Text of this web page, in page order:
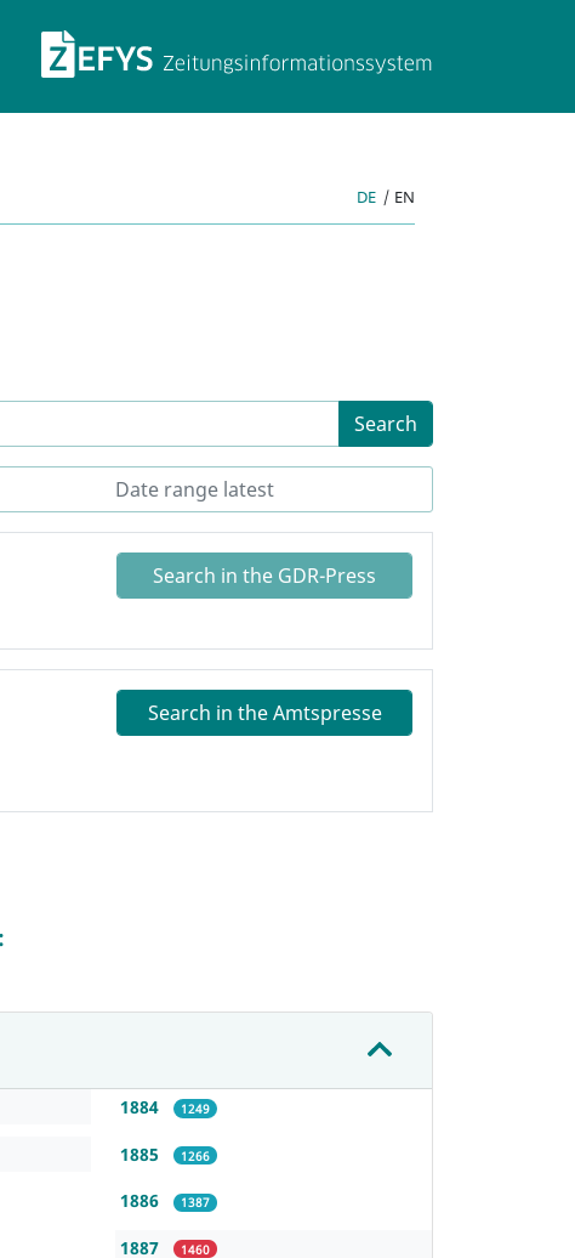
ZEFYS Newspaper
DE | EN
Search
Search in the GDR-Press
Search in the Amtspresse
1884 1249
1885 1266
1886 1387
1887 1460